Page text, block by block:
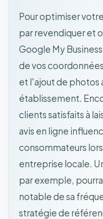
Pour optimiser
par revendiquer et
Google My
de vos
et l'ajout de photos
établissement.
clients satisfaits à
avis en ligne
consommateurs
entreprise locale.
par exemple,
notable de sa
stratégie de